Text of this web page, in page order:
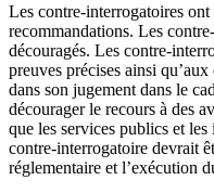
Les contre-interrogatoires
recommandations. Les
découragés. Les contre-
preuves précises ainsi
dans son jugement dans le
décourager le recours à des
que les services publics et
contre-interrogatoire devrait
réglementaire et l’exécution